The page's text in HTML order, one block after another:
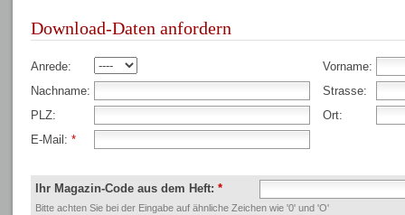
Download-Daten anfordern
Anrede:
Nachname:
PLZ:
E-Mail: *
Vorname:
Strasse:
Ort:
Ihr Magazin-Code aus dem Heft: *
Bitte achten Sie bei der Eingabe auf ähnliche Zeichen wie '0' und 'O'